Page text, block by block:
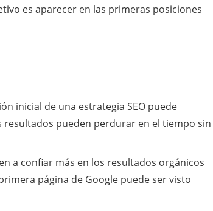
es aparecer en las primeras posiciones
inicial de una estrategia SEO puede
pueden perdurar en el tiempo sin
a confiar más en los resultados orgánicos
página de Google puede ser visto